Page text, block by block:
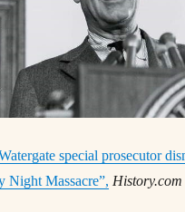
special prosecutor
Night Massacre”, History.com